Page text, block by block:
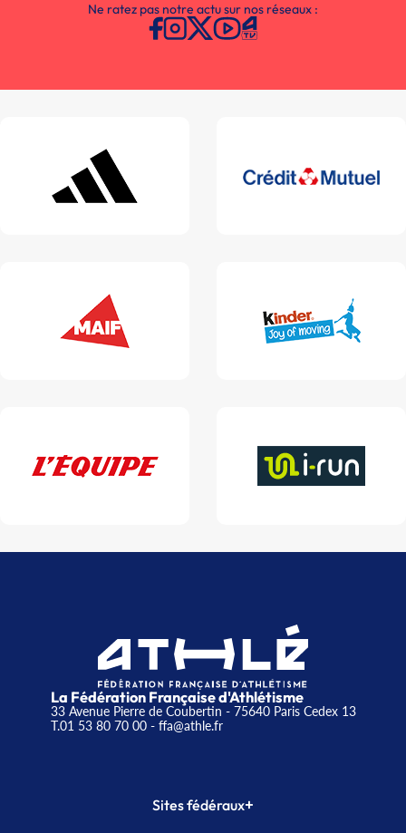
Ne ratez pas notre actu sur nos réseaux :
La Fédération Française d'Athlétisme
33 Avenue Pierre de Coubertin - 75640 Paris Cedex 13
T.01 53 80 70 00- ffa@athle.fr
Sites fédéraux+